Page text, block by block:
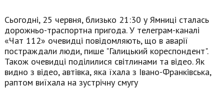
Сьогодні, 25 червня, близько 21:30 у Ямниці сталась
дорожньо-траспортна пригода. У телеграм-каналі
«Чат 112» очевидці повідомляють, що в аварії
постраждали люди, пише "Галицький кореспондент".
Також очевидці поділилися світлинами та відео. Як
видно з відео, автівка, яка їхала з Івано-Франківська,
раптом виїхала на зустрічну смугу